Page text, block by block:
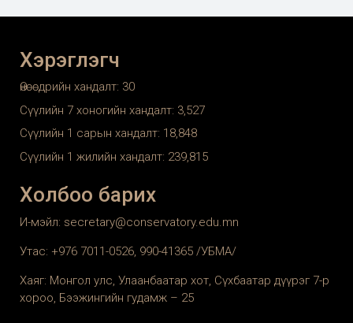
Хэрэглэгч
Өнөөдрийн хандалт: 30
Сүүлийн 7 хоногийн хандалт: 3,527
Сүүлийн 1 сарын хандалт: 18,848
Сүүлийн 1 жилийн хандалт: 239,815
Холбоо барих
И-мэйл: secretary@conservatory.edu.mn
Утас: +976 7011-0526, 990-41365 /УБМА/
Хаяг: Монгол улс, Улаанбаатар хот, Сүхбаатар дүүрэг 7-р
хороо, Бээжингийн гудамж – 25